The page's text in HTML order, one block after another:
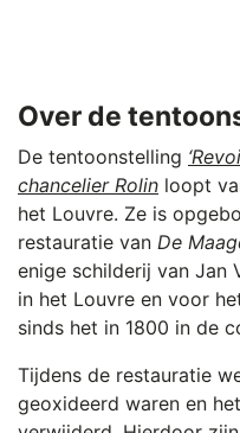
Over de
De tentoonstelling
chancelier Rolin loopt
het Louvre. Ze is
restauratie van De
enige schilderij van Jan
in het Louvre en voor
sinds het in 1800 in de
Tijdens de restauratie
geoxideerd waren en